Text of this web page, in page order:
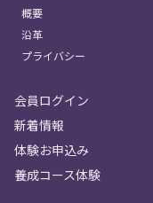
概要
沿革
プライバシー
会員ログイン
新着情報
体験お申込み
養成コース体験